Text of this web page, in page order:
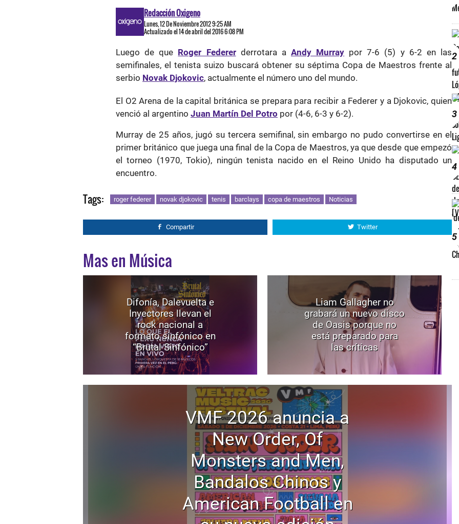
Redacción Oxigeno
Lunes, 12 De Noviembre 2012 9:25 AM
Actualizado el 14 de abril del 2016 6:08 PM
Luego de que Roger Federerderrotara a Andy Murray por 7-6 (5) y 6-2 en las
semifinales, el tenista suizo buscará obtener su séptima Copa de Maestros frente al
serbio Novak Djokovic, actualmente el número uno del mundo.
El O2 Arena de la capital británica se prepara para recibir a Federer y a Djokovic, quien
venció al argentino Juan Martín Del Potro por (4-6, 6-3 y 6-2).
Murray de 25 años, jugó su tercera semifinal, sin embargo no pudo convertirse en el
primer británico que juega una final de la Copa de Maestros, ya que desde que empezó
el torneo (1970, Tokio), ningún tenista nacido en el Reino Unido ha disputado un
encuentro.
Tags: roger federer novak djokovic tenis barclays copa de maestros Noticias
Compartir Twitter
Mas en Música
Difonía, Dalevuelta e
Inyectores llevan el
rock nacional a
formato sinfónico en
“Brutal Sinfónico”
Liam Gallagher no
grabará un nuevo disco
de Oasis porque no
está preparado para
las críticas
VMF 2026 anuncia a
New Order, Of
Monsters and Men,
Bandalos Chinos y
American Football en
2
3
4
5